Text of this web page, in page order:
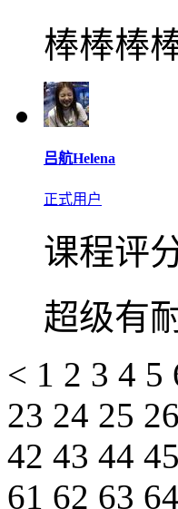
棒棒棒
吕航Helena
正式用户
课程评
超级有
< 1 2 3 4 5
23 24 25 26
42 43 44 45
61 62 63 64